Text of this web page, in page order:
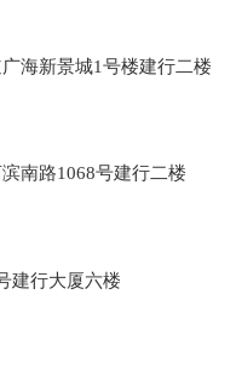
海新景城1号楼建行二楼
南路1068号建行二楼
行大厦六楼